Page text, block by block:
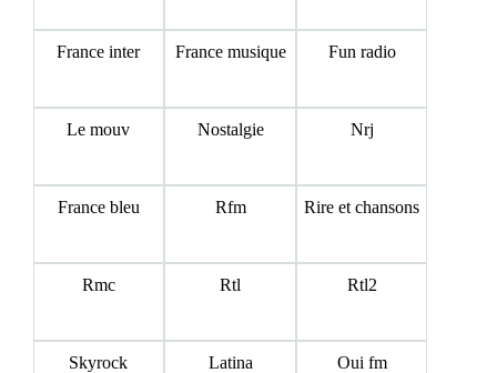
France inter France musique Fun radio
Le mouv Nostalgie Nrj
France bleu Rfm Rire et chansons
Rmc Rtl Rtl2
Skyrock Latina Oui fm